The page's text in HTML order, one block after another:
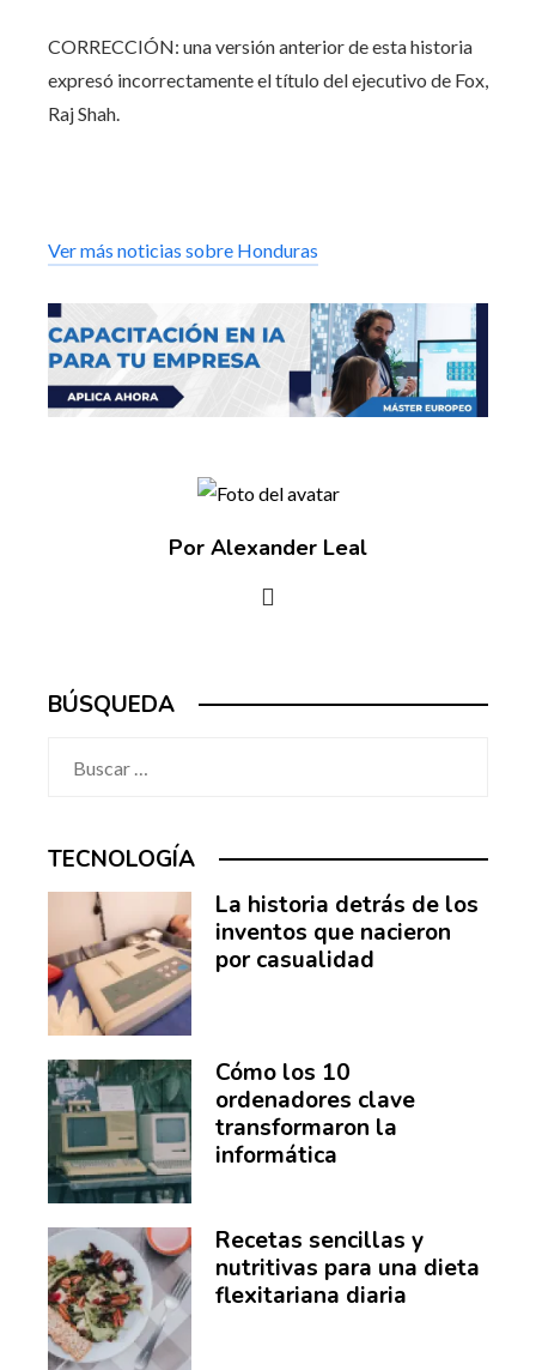
CORRECCIÓN: una versión anterior de esta historia
expresó incorrectamente el título del ejecutivo de Fox,
Raj Shah.
Ver más noticias sobre Honduras
Por Alexander Leal
BÚSQUEDA
TECNOLOGÍA
La historia detrás de los
inventos que nacieron
por casualidad
Cómo los 10
ordenadores clave
transformaron la
informática
Recetas sencillas y
nutritivas para una dieta
flexitariana diaria